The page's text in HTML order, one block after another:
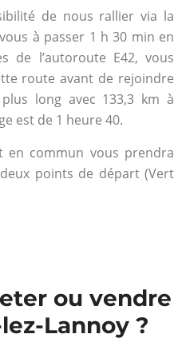
de nous rallier via la
à passer 1 h 30 min en
de l’autoroute E42, vous
route avant de rejoindre
plus long avec 133,3 km à
est de 1 heure 40.
en commun vous prendra
points de départ (Vert
ou vendre
Lannoy ?